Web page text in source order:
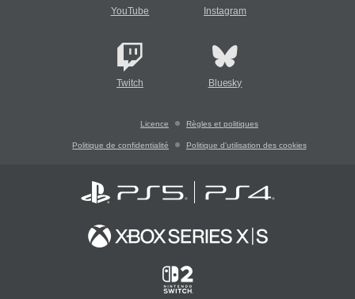
YouTube Instagram
Twitch Bluesky
Licence Règles et politiques
Politique de confidentialité Politique d'utilisation des cookies